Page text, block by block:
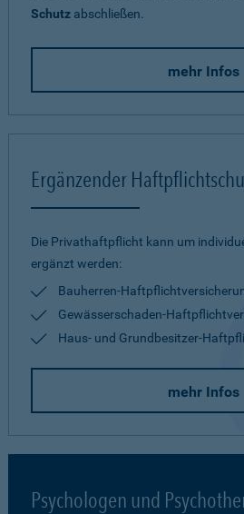
Schutz abschließen.
mehr Infos
Ergänzender
Die Privathaftpflicht kann um
ergänzt werden:
Bauherren-
Gewässerschaden-
Haus- und Grundbesitzer-
mehr Infos
Psychologen und